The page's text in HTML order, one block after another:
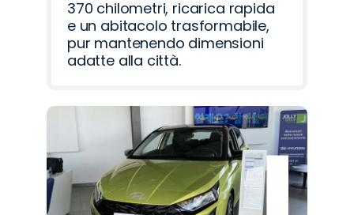
370 chilometri, ricarica rapida
e un abitacolo trasformabile,
pur mantenendo dimensioni
adatte alla città.